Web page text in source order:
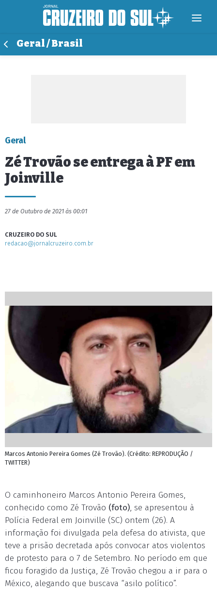
Geral / Brasil
Geral
Zé Trovão se entrega à PF em
Joinville
27 de Outubro de 2021 às 00:01
CRUZEIRO DO SUL
redacao@jornalcruzeiro.com.br
Marcos Antonio Pereira Gomes (Zé Trovão). (Crédito: REPRODUÇÃO /
TWITTER)
O caminhoneiro Marcos Antonio Pereira Gomes,
conhecido como Zé Trovão (foto), se apresentou à
Polícia Federal em Joinville (SC) ontem (26). A
informação foi divulgada pela defesa do ativista, que
teve a prisão decretada após convocar atos violentos
de protesto para o 7 de Setembro. No período em que
ficou foragido da Justiça, Zé Trovão chegou a ir para o
México, alegando que buscava “asilo político”.